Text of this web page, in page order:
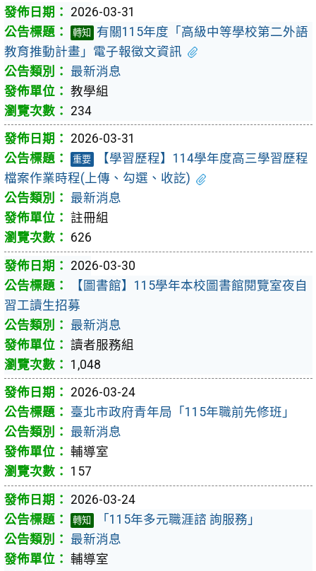
2026-03-31
轉知
有關115年度「高級中等學校第二外語
教育推動計畫」電子報徵文資訊
最新消息
教學組
234
2026-03-31
重要
【學習歷程】114學年度高三學習歷程
檔案作業時程(上傳、勾選、收訖)
最新消息
註冊組
626
2026-03-30
【圖書館】115學年本校圖書館閱覽室夜自
習工讀生招募
最新消息
讀者服務組
1,048
2026-03-24
臺北市政府青年局「115年職前先修班」
最新消息
輔導室
157
2026-03-24
轉知
「115年多元職涯諮 詢服務」
最新消息
輔導室